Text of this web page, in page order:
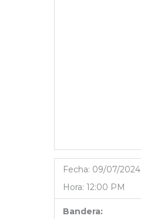
Fecha: 09/07/2024
Hora: 12:00 PM
Bandera: